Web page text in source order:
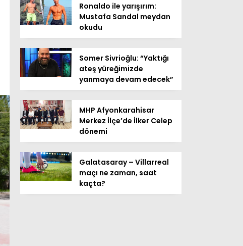
Ronaldo ile yarışırım:
Mustafa Sandal meydan
okudu
Somer Sivrioğlu: “Yaktığı
ateş yüreğimizde
yanmaya devam edecek”
MHP Afyonkarahisar
Merkez İlçe’de İlker Celep
dönemi
Galatasaray – Villarreal
maçı ne zaman, saat
kaçta?